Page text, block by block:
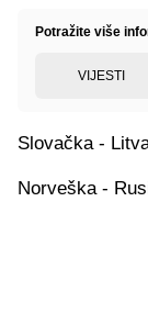
Potražite više
VIJESTI
Slovačka -
Norveška -